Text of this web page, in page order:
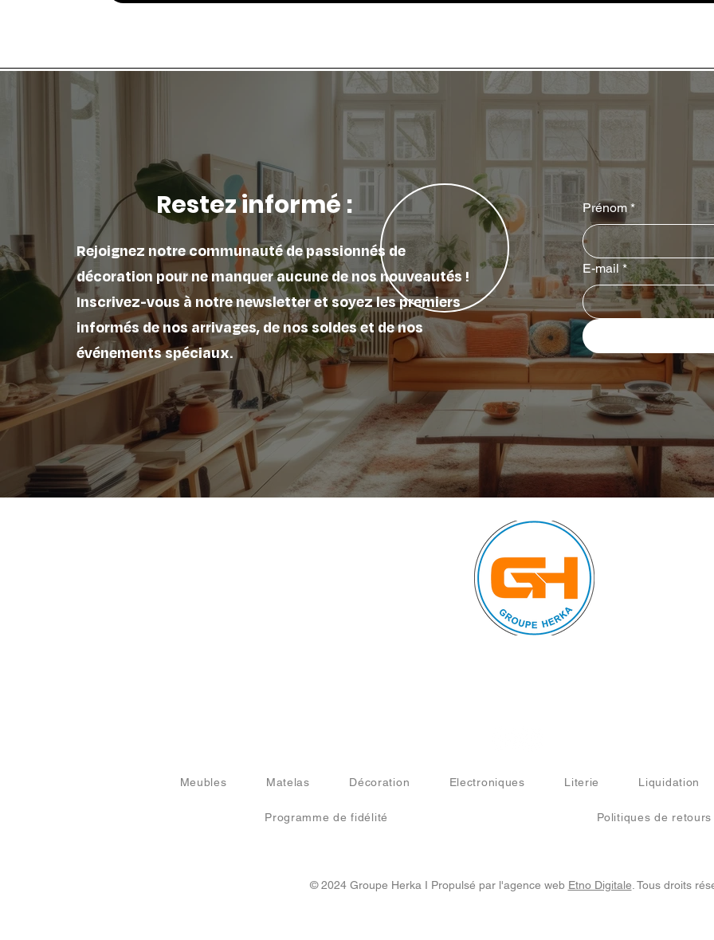
Restez informé :
Rejoignez notre communauté de passionnés de
décoration pour ne manquer aucune de nos nouveautés !
Inscrivez-vous à notre newsletter et soyez les premiers
informés de nos arrivages, de nos soldes et de nos
événements spéciaux.
Prénom *
E-mail *
Meubles Matelas Décoration Electroniques Literie Liquidation
Programme de fidélité Politiques de
© 2024 Groupe Herka I Propulsé par l'agence web Etno Digitale . Tous droits